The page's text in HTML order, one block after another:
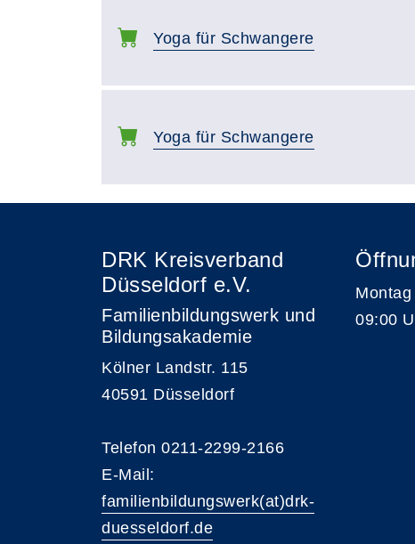
Yoga für Schwangere
Yoga für Schwangere
DRK Kreisverband
Düsseldorf e.V.
Familienbildungswerk und
Bildungsakademie
Kölner Landstr. 115
40591 Düsseldorf
Telefon 0211-2299-2166
E-Mail:
familienbildungswerk(at)drk-
duesseldorf.de
09:00